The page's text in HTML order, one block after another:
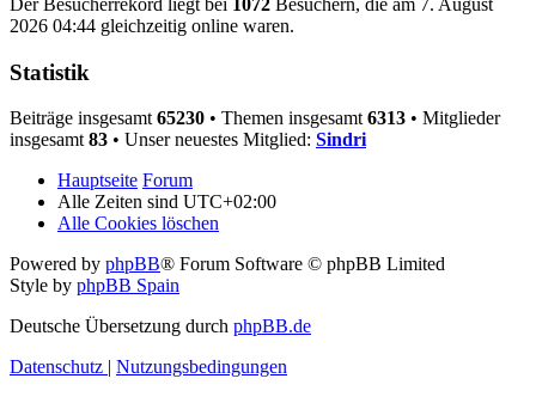
Der Besucherrekord liegt bei 1072 Besuchern, die am 7. August
2026 04:44 gleichzeitig online waren.
Statistik
Beiträge insgesamt 65230 • Themen insgesamt 6313 • Mitglieder
insgesamt 83 • Unser neuestes Mitglied: Sindri
Hauptseite Forum
Alle Zeiten sind UTC+02:00
Alle Cookies löschen
Powered by phpBB® Forum Software © phpBB Limited
Style by phpBB Spain
Deutsche Übersetzung durch phpBB.de
Datenschutz | Nutzungsbedingungen